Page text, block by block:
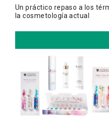
Un práctico repaso a los
la cosmetología actual